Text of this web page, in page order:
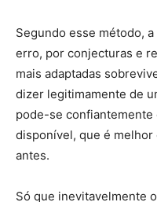
Segundo esse método,
erro, por conjecturas e
mais adaptadas
dizer legitimamente de
pode-se
disponível, que é
antes.
Só que inevitavelmente